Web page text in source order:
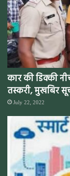
कार की डिक्की
तस्करी, मुखबिर
July 22, 2022